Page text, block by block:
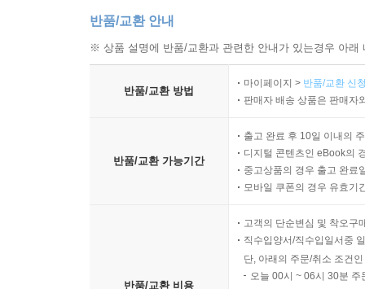
반품/교환 안내
※ 상품 설명에 반품/교환과 관련한 안내가 있는경우 아
반품/교환 방법
마이페이지 > 반품/교환 신
판매자 배송 상품은 판매자
반품/교환 가능기간
출고 완료 후 10일 이내의
디지털 콘텐츠인 eBook의
중고상품의 경우 출고 완료
모바일 쿠폰의 경우 유효기
반품/교환 비용
고객의 단순변심 및 착오구
직수입양서/직수입일서중
단, 아래의 주문/취소 조건
오늘 00시 ~ 06시 30분